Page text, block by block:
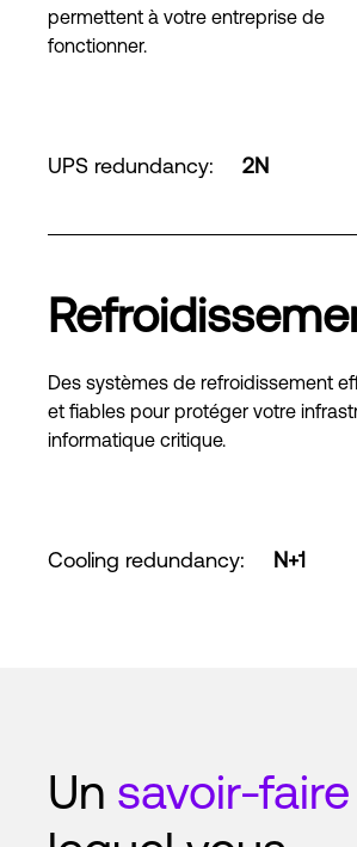
permettent à votre entreprise de
fonctionner.
UPS redundancy: 2N
Des systèmes de refroidissement
et fiables pour protéger votre
informatique critique.
Cooling redundancy: N+1
Un savoir-faire